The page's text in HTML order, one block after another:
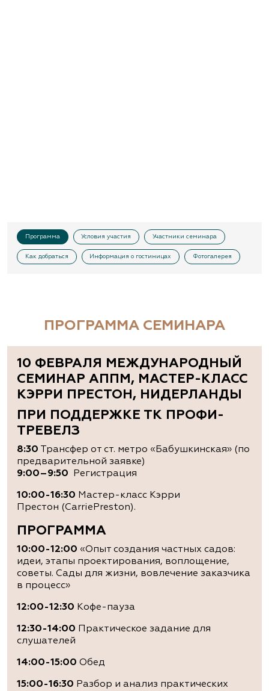
Программа Условия участия Участники семинара
Как добраться Информация о гостиницах Фотогалерея
ПРОГРАММА СЕМИНАРА
10 ФЕВРАЛЯ МЕЖДУНАРОДНЫЙ
СЕМИНАР АППМ, МАСТЕР-КЛАСС
КЭРРИ ПРЕСТОН, НИДЕРЛАНДЫ
ПРИ ПОДДЕРЖКЕ ТК ПРОФИ-
ТРЕВЕЛЗ
8:30 Трансфер от ст. метро «Бабушкинская» (по
предварительной заявке)
9:00–9:50
Регистрация
10:00-16:30 Мастер-класс Кэрри
Престон (CarriePreston).
ПРОГРАММА
10:00-12:00 «Опыт создания частных садов:
идеи, этапы проектирования, воплощение,
советы. Сады для жизни, вовлечение заказчика
в процесс»
12:00-12:30 Кофе-пауза
12:30-14:00 Практическое задание для
слушателей
14:00-15:00 Обед
15:00-16:30 Разбор и анализ практических